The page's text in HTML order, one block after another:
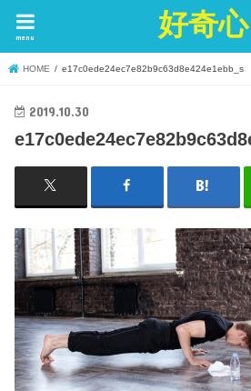
好奇心
menu
HOME e17c0ede24ec7e82b9c63d8e424e1ebb_s
2019.10.30